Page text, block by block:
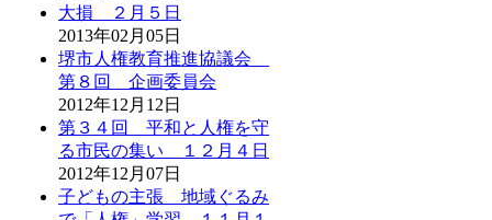
大損 ２月５日
2013年02月05日
堺市人権教育推進協議会
第８回 企画委員会
2012年12月12日
第３４回 平和と人権を守
る市民の集い １２月４日
2012年12月07日
子どもの主張 地域ぐるみ